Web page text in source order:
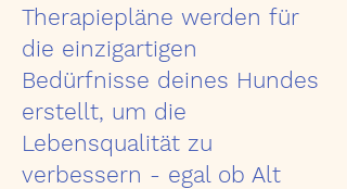
Therapiepläne werden für
die einzigartigen
Bedürfnisse deines Hundes
erstellt, um die
Lebensqualität zu
verbessern - egal ob Alt